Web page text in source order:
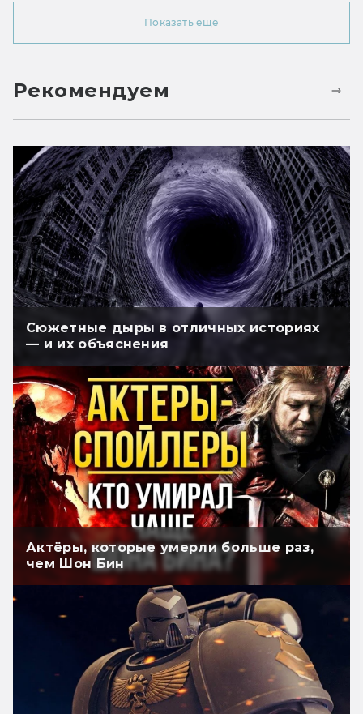
Показать ещё
Рекомендуем
Сюжетные дыры в отличных историях
— и их объяснения
Актёры, которые умерли больше раз,
чем Шон Бин